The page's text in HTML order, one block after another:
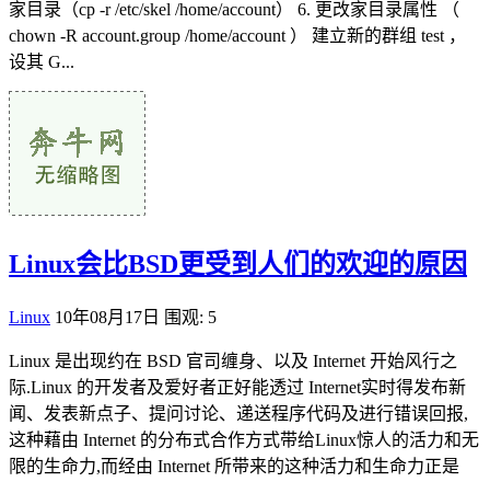
家目录（cp -r /etc/skel /home/account） 6. 更改家目录属性 （
chown -R account.group /home/account ） 建立新的群组 test ，
设其 G...
Linux会比BSD更受到人们的欢迎的原因
Linux 10年08月17日 围观: 5
Linux 是出现约在 BSD 官司缠身、以及 Internet 开始风行之
际.Linux 的开发者及爱好者正好能透过 Internet实时得发布新
闻、发表新点子、提问讨论、递送程序代码及进行错误回报,
这种藉由 Internet 的分布式合作方式带给Linux惊人的活力和无
限的生命力,而经由 Internet 所带来的这种活力和生命力正是